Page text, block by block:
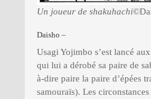
Un joueur de shakuhachi
Daisho –
Usagi Yojimbo s’est lancé
qui lui a dérobé sa paire de
à-dire paire la paire d’épées
samouraïs). Les